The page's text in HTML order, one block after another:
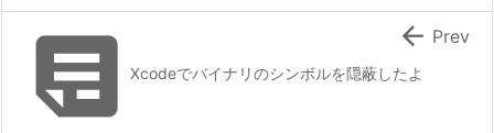
Xcodeでバイナリのシンボルを隠蔽したよ
 Prev